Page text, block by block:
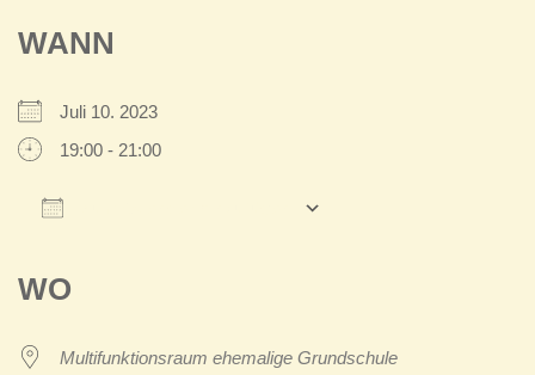
WANN
Juli 10. 2023
19:00 - 21:00
WO
Multifunktionsraum ehemalige Grundschule